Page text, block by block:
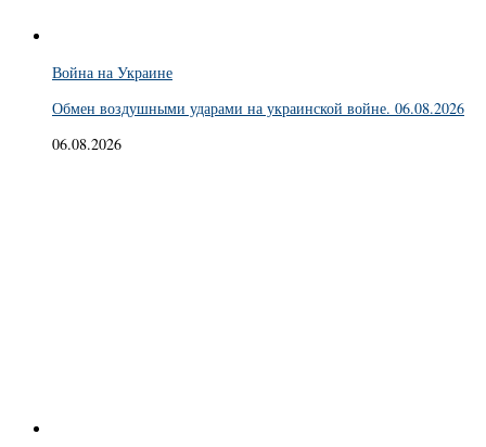
Война на Украине
Обмен воздушными ударами на украинской войне. 06.08.2026
06.08.2026